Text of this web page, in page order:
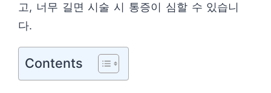
고, 너무 길면 시술 시 통증이 심할 수 있습니
다.
Contents